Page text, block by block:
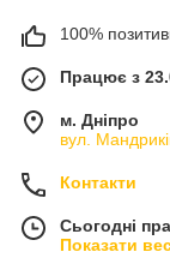
100%
Працює з
м. Дніпро
вул.
Контакти
Сьогодні
Показати